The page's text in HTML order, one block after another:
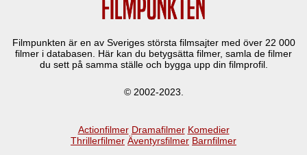
Filmpunkten är en av Sveriges största filmsajter med över 22 000
filmer i databasen. Här kan du betygsätta filmer, samla de filmer
du sett på samma ställe och bygga upp din filmprofil.
© 2002-2023.
Actionfilmer Dramafilmer Komedier
Thrillerfilmer Äventyrsfilmer Barnfilmer